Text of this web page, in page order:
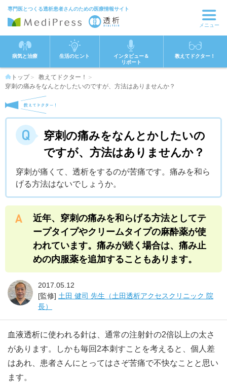
専門医とつくる透析患者さんのための医療情報サイト
メニュー
病気と治療 生活のヒント
インタビュー＆
リポート
教えてドクター！
トップ
教えてドクター！
穿刺の痛みをなんとかしたいのですが、方法はありませんか？
穿刺の痛みをなんとかしたいの
ですが、方法はありませんか？
穿刺が痛くて、透析をするのが苦痛です。痛みを和ら
げる方法はないでしょうか。
近年、穿刺の痛みを和らげる方法としてテ
ープタイプやクリームタイプの麻酔薬が使
われています。痛みが続く場合は、痛み止
めの内服薬を追加することもあります。
2017.05.12
[監修] 土田 健司 先生（土田透析アクセスクリニック 院
長）
血液透析に使われる針は、通常の注射針の2倍以上の太さ
があります。しかも毎回2本刺すことを考えると、個人差
はあれ、患者さんにとってはさぞ苦痛で不快なことと思い
ます。